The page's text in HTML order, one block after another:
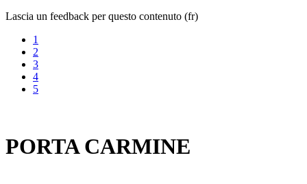
Lascia un feedback per questo contenuto (fr)
1
2
3
4
5
PORTA CARMINE